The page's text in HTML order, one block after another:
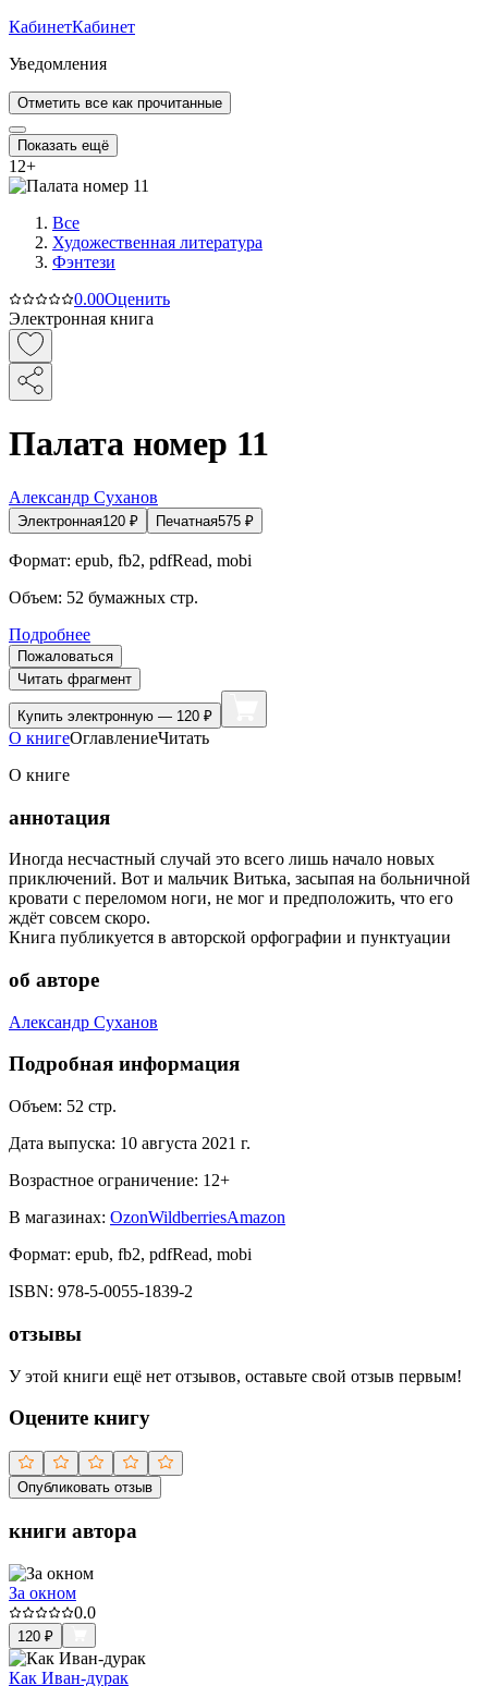
КабинетКабинет
Уведомления
Отметить все как прочитанные
Показать ещё
12+
Все
Художественная литература
Фэнтези
0.00Оценить
Электронная книга
Палата номер 11
Александр Суханов
Электронная120 ₽ Печатная575 ₽
Формат: epub, fb2, pdfRead, mobi
Объем: 52 бумажных стр.
Подробнее
Пожаловаться
Читать фрагмент
Купить электронную — 120 ₽
О книгеОглавлениеЧитать
О книге
аннотация
Иногда несчастный случай это всего лишь начало новых
приключений. Вот и мальчик Витька, засыпая на больничной
кровати с переломом ноги, не мог и предположить, что его
ждёт совсем скоро.
Книга публикуется в авторской орфографии и пунктуации
об авторе
Александр Суханов
Подробная информация
Объем: 52 стр.
Дата выпуска: 10 августа 2021 г.
Возрастное ограничение: 12+
В магазинах: OzonWildberriesAmazon
Формат: epub, fb2, pdfRead, mobi
ISBN: 978-5-0055-1839-2
отзывы
У этой книги ещё нет отзывов, оставьте свой отзыв первым!
Оцените книгу
Опубликовать отзыв
книги автора
За окном
0.0
120 ₽
Как Иван-дурак